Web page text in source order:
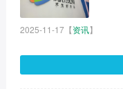
2025-11-17【资讯】